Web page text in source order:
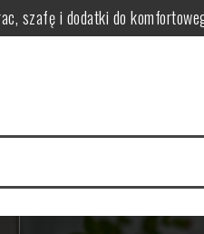
szafę i dodatki do
wskazówki i porady
i łagodzić?
na zdrową skórę